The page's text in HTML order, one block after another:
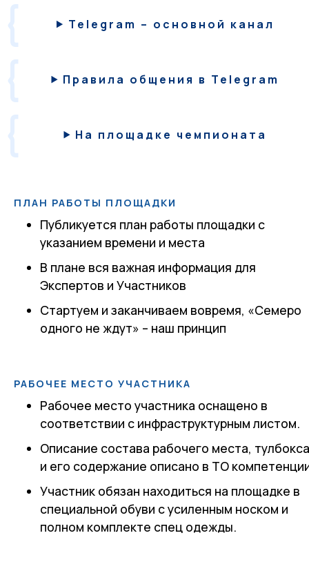
Telegram – основной канал
Правила общения в Telegram
На площадке чемпионата
ПЛАН РАБОТЫ ПЛОЩАДКИ
Публикуется план работы площадки с
указанием времени и места
В плане вся важная информация для
Экспертов и Участников
Стартуем и заканчиваем вовремя, «Семеро
одного не ждут» – наш принцип
РАБОЧЕЕ МЕСТО УЧАСТНИКА
Рабочее место участника оснащено в
соответствии с инфраструктурным листом.
Описание состава рабочего места,
и его содержание описано в ТО
Участник обязан находиться на площадке в
специальной обуви с усиленным носком и
полном комплекте спец одежды.